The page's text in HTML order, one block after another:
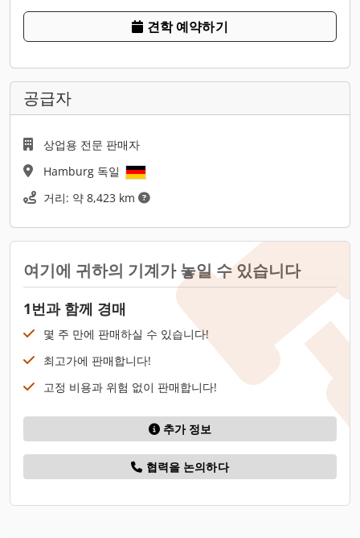
견학 예약하기
공급자
상업용 전문 판매자
Hamburg 독일
거리: 약 8,423 km
여기에 귀하의 기계가 놓일 수 있습니다
1번과 함께 경매
몇 주 만에 판매하실 수 있습니다!
최고가에 판매합니다!
고정 비용과 위험 없이 판매합니다!
추가 정보
협력을 논의하다